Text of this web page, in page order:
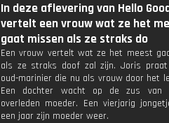
In deze aflevering van Hello
vertelt een vrouw wat ze het
gaat missen als ze straks do
Een vrouw vertelt wat ze het meest
als ze straks doof zal zijn. Joris
oud-marinier die nu als vrouw door het
Een dochter wacht op de zus van
overleden moeder. Een vierjarig
een jaar zijn moeder weer.